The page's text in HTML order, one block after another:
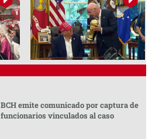
BCH emite comunicado por captura de
funcionarios vinculados al caso